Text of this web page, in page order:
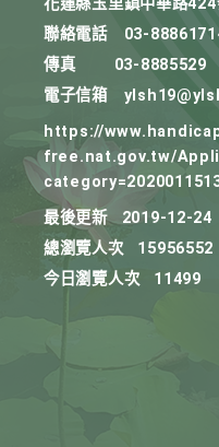
花蓮縣玉里鎮中華路
聯絡電話
03-
傳真
03-8885529
電子信箱
https://
free.nat.gov.tw/
最後更新
2019-12-24
總瀏覽人次
15956552
今日瀏覽人次
11499